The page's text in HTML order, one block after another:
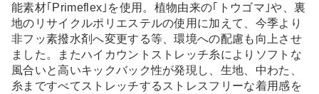
能素材｢Primeflex｣を使用。植物由来の｢トウゴマ｣や、裏
地のリサイクルポリエステルの使用に加えて、今季より
非フッ素撥水剤へ変更する等、環境への配慮も向上させ
ました。またハイカウントストレッチ糸によりソフトな
風合いと高いキックバック性が発現し、生地、中わた、
糸まですべてストレッチするストレスフリーな着用感を